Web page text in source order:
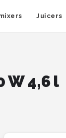
Juicers
W 4,6 l